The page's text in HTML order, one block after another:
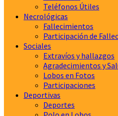
Teléfonos Útiles
Necrológicas
Fallecimientos
Participación de
Sociales
Extravíos y hallazgos
Agradecimientos y
Lobos en Fotos
Participaciones
Deportivas
Deportes